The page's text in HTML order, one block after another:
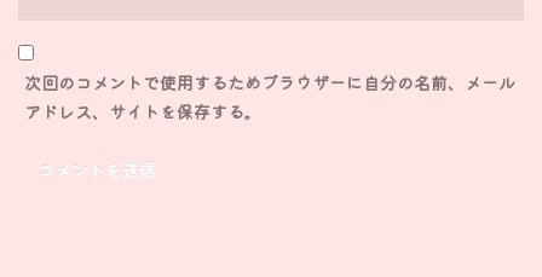
次回のコメントで使用するためブラウザーに自分の名前、メール
アドレス、サイトを保存する。